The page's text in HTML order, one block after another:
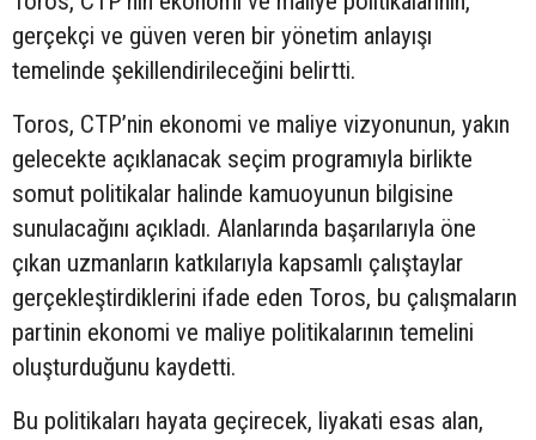
gerçekçi ve güven veren bir yönetim anlayışı
temelinde şekillendirileceğini belirtti.
Toros, CTP’nin ekonomi ve maliye vizyonunun, yakın
gelecekte açıklanacak seçim programıyla birlikte
somut politikalar halinde kamuoyunun bilgisine
sunulacağını açıkladı. Alanlarında başarılarıyla öne
çıkan uzmanların katkılarıyla kapsamlı çalıştaylar
gerçekleştirdiklerini ifade eden Toros, bu çalışmaların
partinin ekonomi ve maliye politikalarının temelini
oluşturduğunu kaydetti.
Bu politikaları hayata geçirecek, liyakati esas alan,